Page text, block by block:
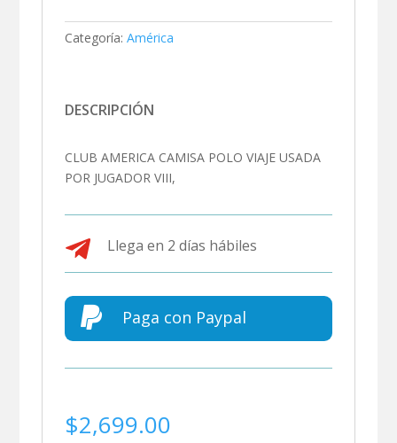
Categoría: América
DESCRIPCIÓN
CLUB AMERICA CAMISA POLO VIAJE USADA
POR JUGADOR VIII,
 Llega en 2 días hábiles
 Paga con Paypal
$2,699.00